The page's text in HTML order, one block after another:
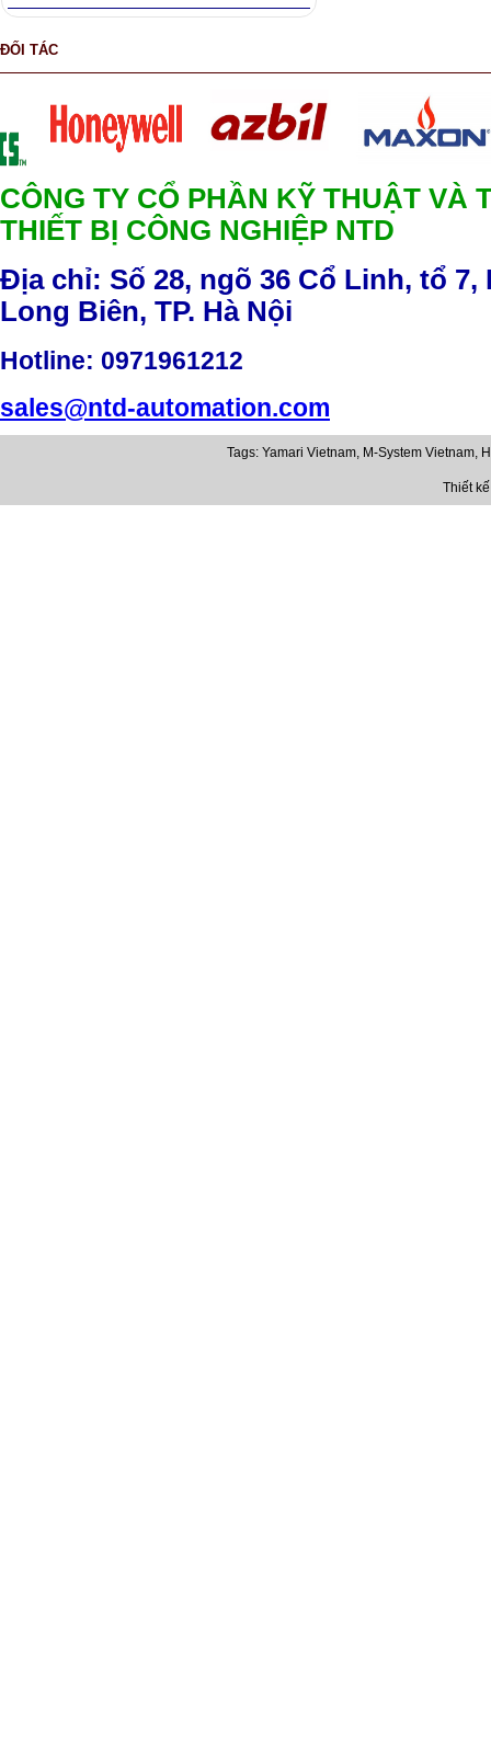
ĐỐI TÁC
CÔNG TY CỔ PHẦN KỸ THUẬT VÀ
THIẾT BỊ CÔNG NGHIỆP NTD
Địa chỉ: Số 28, ngõ 36 Cổ Linh, tổ 7,
Long Biên, TP. Hà Nội
Hotline: 0971961212
sales@ntd-automation.com
Tags: Yamari Vietnam, M-System Vietnam,
Thiết